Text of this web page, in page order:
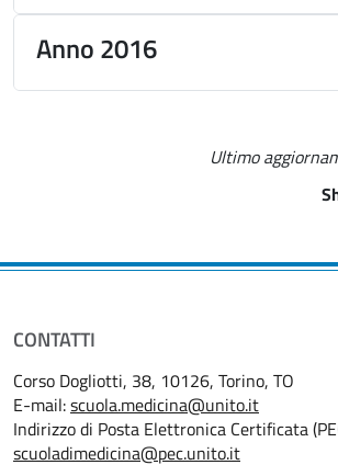
Anno 2016
Ultimo
CONTATTI
Corso Dogliotti, 38, 10126, Torino, TO
E-mail:scuola.medicina@unito.it
Indirizzo di Posta Elettronica Certificata
scuoladimedicina@pec.unito.it